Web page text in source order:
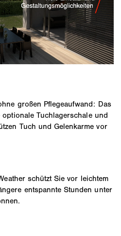
großen Pflegeaufwand: Das
Tuchlagerschale und
Tuch und Gelenkarme vor
schützt Sie vor leichtem
entspannte Stunden unter